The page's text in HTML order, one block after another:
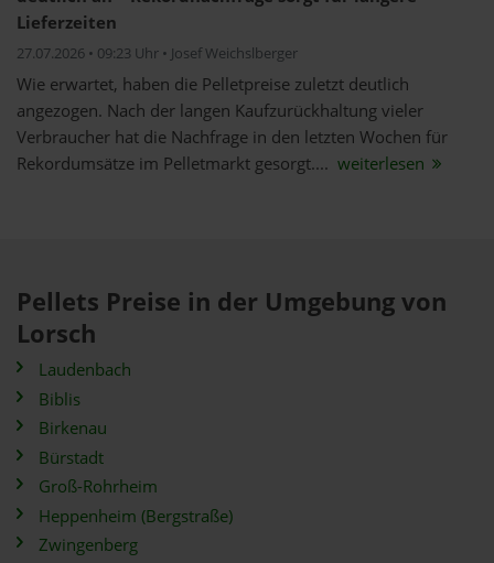
Lieferzeiten
27.07.2026 • 09:23 Uhr • Josef Weichslberger
Wie erwartet, haben die Pelletpreise zuletzt deutlich
angezogen. Nach der langen Kaufzurückhaltung vieler
Verbraucher hat die Nachfrage in den letzten Wochen für
Rekordumsätze im Pelletmarkt gesorgt.... weiterlesen
Pellets Preise in der Umgebung von
Lorsch
Laudenbach
Biblis
Birkenau
Bürstadt
Groß-Rohrheim
Heppenheim (Bergstraße)
Zwingenberg